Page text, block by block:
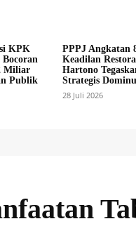
KPK
Miliar
Publik
PPPJ Angkatan
Keadilan
Hartono
Strategis
28 Juli 2026